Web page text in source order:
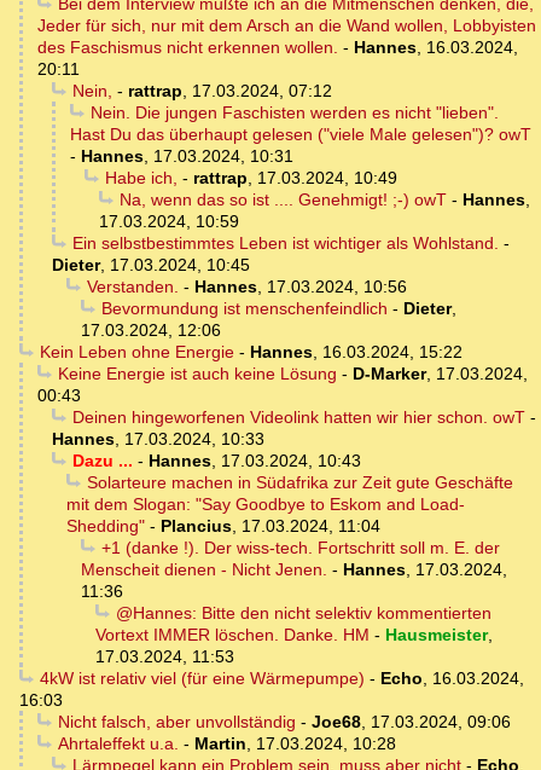
Bei dem Interview mußte ich an die Mitmenschen denken, die,
Jeder für sich, nur mit dem Arsch an die Wand wollen, Lobbyisten
des Faschismus nicht erkennen wollen. - Hannes, 16.03.2024,
20:11
Nein, - rattrap, 17.03.2024, 07:12
Nein. Die jungen Faschisten werden es nicht "lieben".
Hast Du das überhaupt gelesen ("viele Male gelesen")? owT
- Hannes, 17.03.2024, 10:31
Habe ich, - rattrap, 17.03.2024, 10:49
Na, wenn das so ist .... Genehmigt! ;-) owT- Hannes,
17.03.2024, 10:59
Ein selbstbestimmtes Leben ist wichtiger als Wohlstand. -
Dieter, 17.03.2024, 10:45
Verstanden. - Hannes, 17.03.2024, 10:56
Bevormundung ist menschenfeindlich - Dieter,
17.03.2024, 12:06
Kein Leben ohne Energie- Hannes, 16.03.2024, 15:22
Keine Energie ist auch keine Lösung - D-Marker, 17.03.2024,
00:43
Deinen hingeworfenen Videolink hatten wir hier schon. owT-
Hannes, 17.03.2024, 10:33
Dazu ... - Hannes, 17.03.2024, 10:43
Solarteure machen in Südafrika zur Zeit gute Geschäfte
mit dem Slogan: "Say Goodbye to Eskom and Load-
Shedding" - Plancius, 17.03.2024, 11:04
+1 (danke !). Der wiss-tech. Fortschritt soll m. E. der
Menscheit dienen - Nicht Jenen. - Hannes, 17.03.2024,
11:36
@Hannes: Bitte den nicht selektiv kommentierten
Vortext IMMER löschen. Danke. HM - Hausmeister,
17.03.2024, 11:53
4kW ist relativ viel (für eine Wärmepumpe) - Echo, 16.03.2024,
16:03
Nicht falsch, aber unvollständig - Joe68, 17.03.2024, 09:06
Ahrtaleffekt u.a. - Martin, 17.03.2024, 10:28
Lärmpegel kann ein Problem sein, muss aber nicht- Echo,